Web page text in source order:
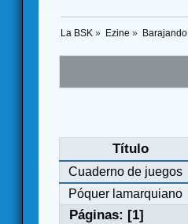
La BSK » Ezine »
Título
Cuaderno de juegos
Póquer lamarquiano
Páginas: [1]